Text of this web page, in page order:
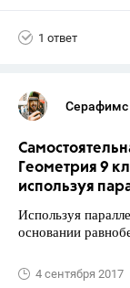
1 ответ
Серафимс
Геометрия 9
используя
Используя
основании
4 сентября 2017